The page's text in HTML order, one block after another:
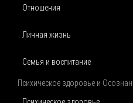
Отношения
Личная жизнь
Семья и воспитание
Психическое здоровье и